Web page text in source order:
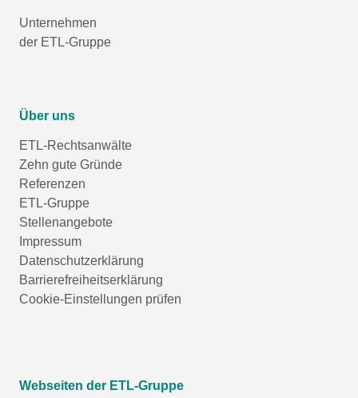
Unternehmen
der ETL-Gruppe
Über uns
ETL-Rechtsanwälte
Zehn gute Gründe
Referenzen
ETL-Gruppe
Stellenangebote
Impressum
Datenschutzerklärung
Barrierefreiheitserklärung
Cookie-Einstellungen prüfen
Webseiten der ETL-Gruppe